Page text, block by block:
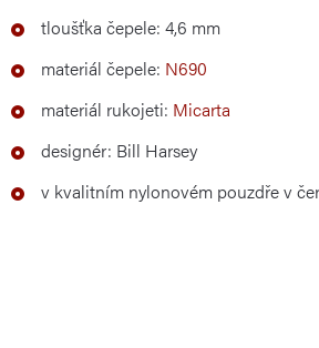
tloušťka čepele: 4,6 mm
materiál čepele: N690
materiál rukojeti: Micarta
designér: Bill Harsey
v kvalitním nylonovém pouzdře v